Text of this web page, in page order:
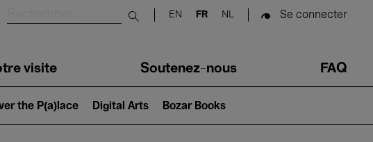
Submit search
EN FR NL Se connecter
visite Soutenez-nous FAQ
the P(a)lace Digital Arts Bozar Books